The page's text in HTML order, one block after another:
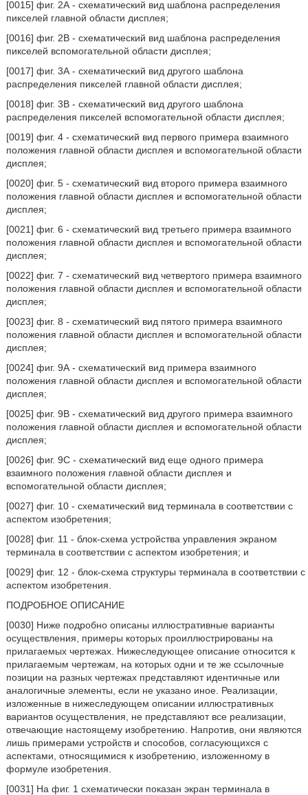
[0015] фиг. 2А - схематический вид шаблона распределения
пикселей главной области дисплея;
[0016] фиг. 2В - схематический вид шаблона распределения
пикселей вспомогательной области дисплея;
[0017] фиг. 3А - схематический вид другого шаблона
распределения пикселей главной области дисплея;
[0018] фиг. 3В - схематический вид другого шаблона
распределения пикселей вспомогательной области дисплея;
[0019] фиг. 4 - схематический вид первого примера взаимного
положения главной области дисплея и вспомогательной области
дисплея;
[0020] фиг. 5 - схематический вид второго примера взаимного
положения главной области дисплея и вспомогательной области
дисплея;
[0021] фиг. 6 - схематический вид третьего примера взаимного
положения главной области дисплея и вспомогательной области
дисплея;
[0022] фиг. 7 - схематический вид четвертого примера взаимного
положения главной области дисплея и вспомогательной области
дисплея;
[0023] фиг. 8 - схематический вид пятого примера взаимного
положения главной области дисплея и вспомогательной области
дисплея;
[0024] фиг. 9А - схематический вид примера взаимного
положения главной области дисплея и вспомогательной области
дисплея;
[0025] фиг. 9В - схематический вид другого примера взаимного
положения главной области дисплея и вспомогательной области
дисплея;
[0026] фиг. 9С - схематический вид еще одного примера
взаимного положения главной области дисплея и
вспомогательной области дисплея;
[0027] фиг. 10 - схематический вид терминала в соответствии с
аспектом изобретения;
[0028] фиг. 11 - блок-схема устройства управления экраном
терминала в соответствии с аспектом изобретения; и
[0029] фиг. 12 - блок-схема структуры терминала в соответствии с
аспектом изобретения.
ПОДРОБНОЕ ОПИСАНИЕ
[0030] Ниже подробно описаны иллюстративные варианты
осуществления, примеры которых проиллюстрированы на
прилагаемых чертежах. Нижеследующее описание относится к
прилагаемым чертежам, на которых одни и те же ссылочные
позиции на разных чертежах представляют идентичные или
аналогичные элементы, если не указано иное. Реализации,
изложенные в нижеследующем описании иллюстративных
вариантов осуществления, не представляют все реализации,
отвечающие настоящему изобретению. Напротив, они являются
лишь примерами устройств и способов, согласующихся с
аспектами, относящимися к изобретению, изложенному в
формуле изобретения.
[0031] На фиг. 1 схематически показан экран терминала в